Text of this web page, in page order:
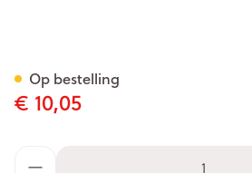
€ 10,05
Op bestelling